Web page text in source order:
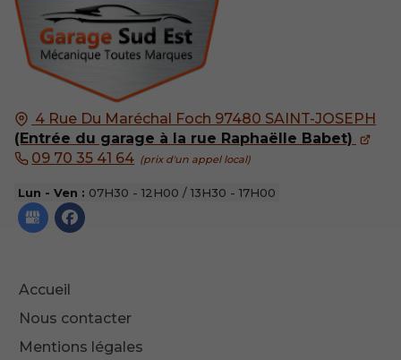
4 Rue Du Maréchal Foch 97480 SAINT-JOSEPH
(Entrée du garage à la rue Raphaëlle Babet)
09 70 35 41 64
Lun - Ven : 07H30 - 12H00 / 13H30 - 17H00
Accueil
Nous contacter
Mentions légales